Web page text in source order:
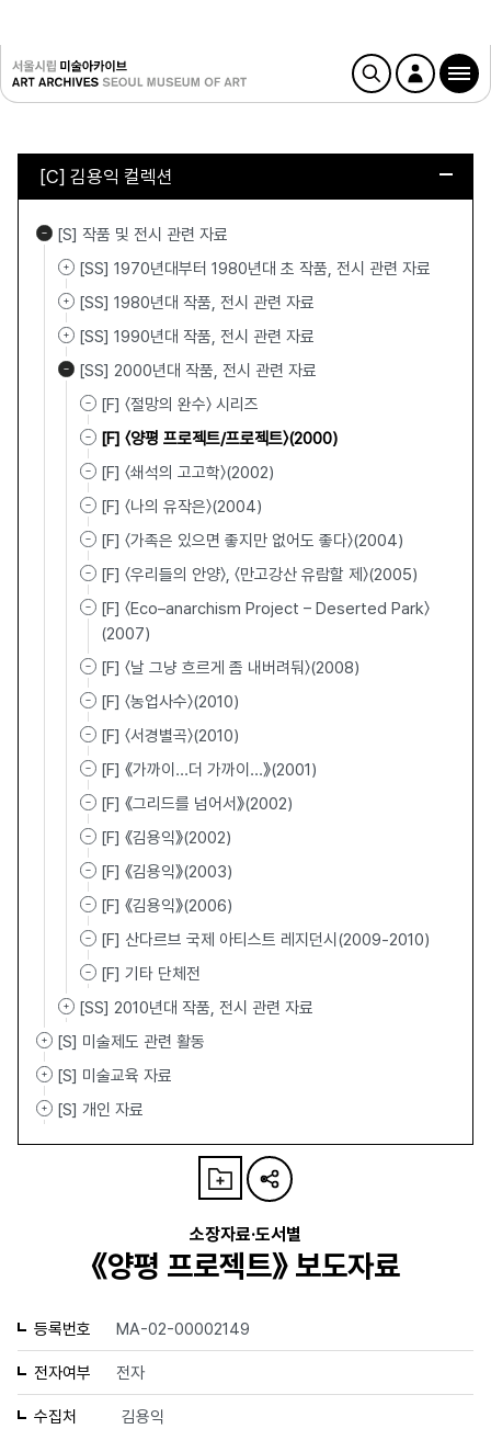
[C] 김용익 컬렉션
[S] 작품 및 전시 관련 자료
[SS] 1970년대부터 1980년대 초 작품, 전시 관련 자료
[SS] 1980년대 작품, 전시 관련 자료
[SS] 1990년대 작품, 전시 관련 자료
[SS] 2000년대 작품, 전시 관련 자료
[F] 〈절망의 완수〉 시리즈
[F] 〈양평 프로젝트/프로젝트〉(2000)
[F] 〈쇄석의 고고학〉(2002)
[F] 〈나의 유작은〉(2004)
[F] 〈가족은 있으면 좋지만 없어도 좋다〉(2004)
[F] 〈우리들의 안양〉, 〈만고강산 유람할 제〉(2005)
[F] 〈Eco–anarchism Project – Deserted Park〉
(2007)
[F] 〈날 그냥 흐르게 좀 내버려둬〉(2008)
[F] 〈농업사수〉(2010)
[F] 〈서경별곡〉(2010)
[F] 《가까이...더 가까이...》(2001)
[F] 《그리드를 넘어서》(2002)
[F] 《김용익》(2002)
[F] 《김용익》(2003)
[F] 《김용익》(2006)
[F] 산다르브 국제 아티스트 레지던시(2009-2010)
[F] 기타 단체전
[SS] 2010년대 작품, 전시 관련 자료
[S] 미술제도 관련 활동
[S] 미술교육 자료
[S] 개인 자료
소장자료·도서별
《양평 프로젝트》 보도자료
등록번호 MA-02-00002149
전자여부 전자
수집처 김용익